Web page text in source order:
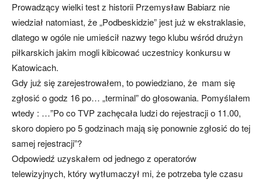
Prowadzący wielki test z historii Przemysław Babiarz nie
wiedział natomiast, że „Podbeskidzie” jest już w ekstraklasie,
dlatego w ogóle nie umieścił nazwy tego klubu wśród drużyn
piłkarskich jakim mogli kibicować uczestnicy konkursu w
Katowicach.
Gdy już się zarejestrowałem, to powiedziano, że mam się
zgłosić o godz 16 po… „terminal” do głosowania. Pomyślałem
wtedy : …”Po co TVP zachęcała ludzi do rejestracji o 11.00,
skoro dopiero po 5 godzinach mają się ponownie zgłosić do tej
samej rejestracji”?
Odpowiedź uzyskałem od jednego z operatorów
telewizyjnych, który wytłumaczył mi, że potrzeba tyle czasu